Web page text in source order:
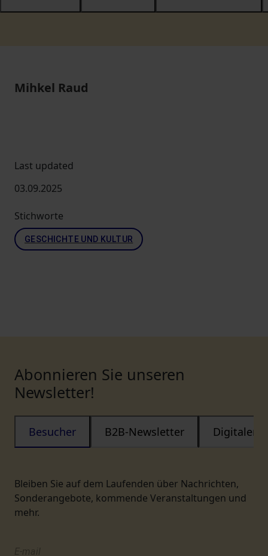
Mihkel Raud
Last updated
03.09.2025
Stichworte
GESCHICHTE UND KULTUR
Abonnieren Sie unseren
Newsletter!
Bleiben Sie auf dem Laufenden über Nachrichten,
Sonderangebote, kommende Veranstaltungen und
mehr.
Besucher B2B-Newsletter Digitaler